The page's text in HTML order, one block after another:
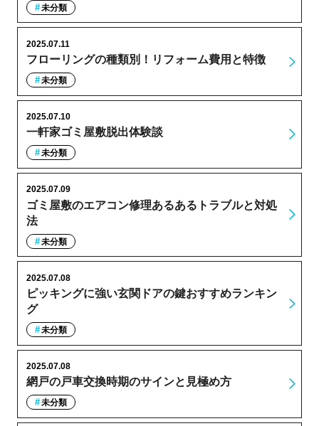
未分類
フローリングの種類別！リフォーム費用と特徴
2025.07.11
未分類
一軒家ゴミ屋敷脱出体験談
2025.07.10
未分類
ゴミ屋敷のエアコン修理あるあるトラブルと対処
法
2025.07.09
未分類
ピッキングに強い玄関ドアの鍵おすすめランキン
グ
2025.07.08
未分類
網戸の戸車交換時期のサインと見極め方
2025.07.08
未分類